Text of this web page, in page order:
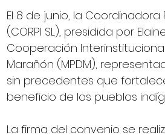
El 8 de junio, la
(CORPI SL), presidida por
Cooperación
Marañón (MPDM),
sin precedentes que
beneficio de los pueblos
La firma del convenio se